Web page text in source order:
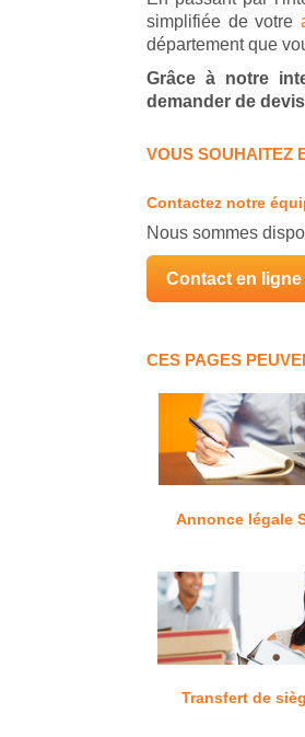
simplifiée de votre
département que
Grâce à notre
demander de
VOUS SOUHAITEZ
Contactez notre
Nous sommes
Contact en ligne
CES PAGES
Annonce légale
Transfert de